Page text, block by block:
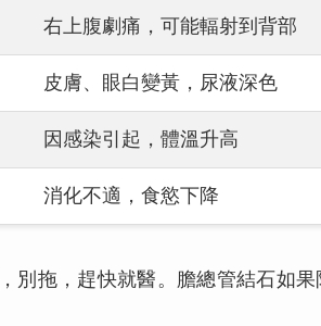
右上腹劇痛，可能輻射到背部
皮膚、眼白變黃，尿液深色
因感染引起，體溫升高
消化不適，食慾下降
別拖，趕快就醫。膽總管結石如